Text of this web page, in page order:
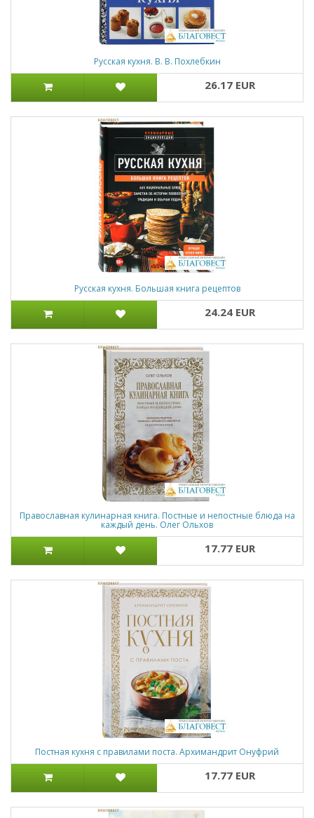
Русская кухня. В. В. Похлебкин
26.17 EUR
Русская кухня. Большая книга рецептов
24.24 EUR
Православная кулинарная книга. Постные и непостные блюда на
каждый день. Олег Ольхов
17.77 EUR
Постная кухня с правилами поста. Архимандрит Онуфрий
17.77 EUR